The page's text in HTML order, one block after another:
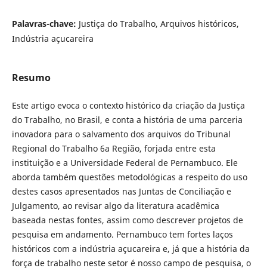
Palavras-chave: Justiça do Trabalho, Arquivos históricos,
Indústria açucareira
Resumo
Este artigo evoca o contexto histórico da criação da Justiça
do Trabalho, no Brasil, e conta a história de uma parceria
inovadora para o salvamento dos arquivos do Tribunal
Regional do Trabalho 6a Região, forjada entre esta
instituição e a Universidade Federal de Pernambuco. Ele
aborda também questões metodológicas a respeito do uso
destes casos apresentados nas Juntas de Conciliação e
Julgamento, ao revisar algo da literatura acadêmica
baseada nestas fontes, assim como descrever projetos de
pesquisa em andamento. Pernambuco tem fortes laços
históricos com a indústria açucareira e, já que a história da
força de trabalho neste setor é nosso campo de pesquisa, o